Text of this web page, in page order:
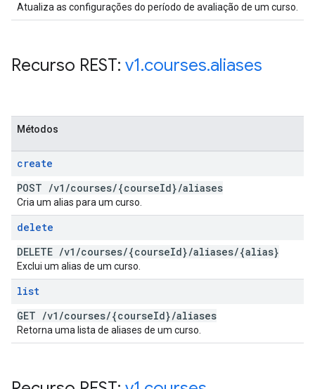
Atualiza as configurações do período de avaliação de um curso.
Recurso REST: v1.courses.aliases
Métodos
create
POST /v1 /courses/{courseId}/aliases
Cria um alias para um curso.
delete
DELETE /v1 /courses/{courseId}/aliases/{alias}
Exclui um alias de um curso.
list
GET /v1 /courses/{courseId}/aliases
Retorna uma lista de aliases de um curso.